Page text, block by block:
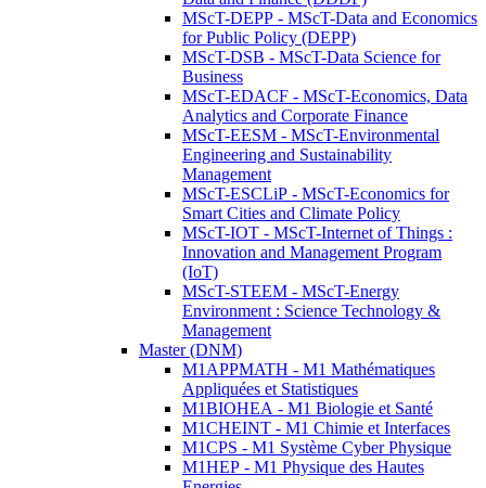
MScT-DEPP - MScT-Data and Economics
for Public Policy (DEPP)
MScT-DSB - MScT-Data Science for
Business
MScT-EDACF - MScT-Economics, Data
Analytics and Corporate Finance
MScT-EESM - MScT-Environmental
Engineering and Sustainability
Management
MScT-ESCLiP - MScT-Economics for
Smart Cities and Climate Policy
MScT-IOT - MScT-Internet of Things :
Innovation and Management Program
(IoT)
MScT-STEEM - MScT-Energy
Environment : Science Technology &
Management
Master (DNM)
M1APPMATH - M1 Mathématiques
Appliquées et Statistiques
M1BIOHEA - M1 Biologie et Santé
M1CHEINT - M1 Chimie et Interfaces
M1CPS - M1 Système Cyber Physique
M1HEP - M1 Physique des Hautes